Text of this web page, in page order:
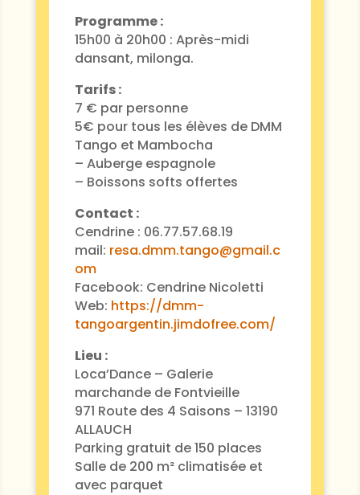
Programme :
15h00 à 20h00 : Après-midi
dansant, milonga.
Tarifs :
7 € par personne
5€ pour tous les élèves de DMM
Tango et Mambocha
– Auberge espagnole
– Boissons softs offertes
Contact :
Cendrine : 06.77.57.68.19
mail: resa.dmm.tango@gmail.c
om
Facebook: Cendrine Nicoletti
Web: https://dmm-
tangoargentin.jimdofree.com/
Lieu :
Loca’Dance – Galerie
marchande de Fontvieille
971 Route des 4 Saisons – 13190
ALLAUCH
Parking gratuit de 150 places
Salle de 200 m² climatisée et
avec parquet